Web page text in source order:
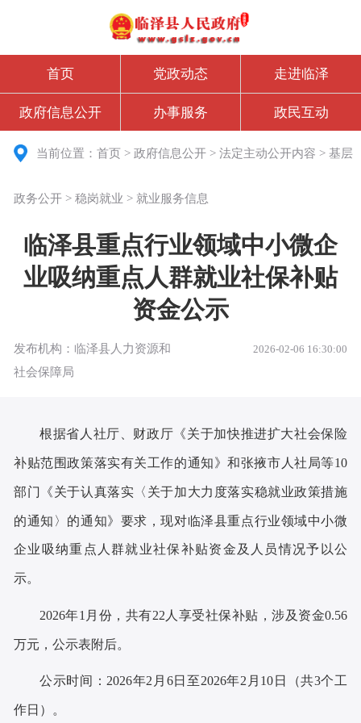
首页 党政动态 走进临泽
政府信息公开 办事服务 政民互动
当前位置：首页 >政府信息公开 >法定主动公开内容 >基层
政务公开 >稳岗就业 > 就业服务信息
临泽县重点行业领域中小微企
业吸纳重点人群就业社保补贴
资金公示
发布机构：临泽县人力资源和
社会保障局
2026-02-06 16:30:00
根据省人社厅、财政厅《关于加快推进扩大社会保险
补贴范围政策落实有关工作的通知》和张掖市人社局等10
部门《关于认真落实 〈 关于加大力度落实稳就业政策措施
的通知 〉 的通知》 要求，现对临泽县重点行业领域中小微
企业吸纳重点人群就业社保补贴资金 及人员情况予以公
示。
2026年1 月份，共有22 人享受社保补贴 ，涉及 资金0.56
万元，公示表附后。
公示时间： 2026年2 月 6日至2026年2 月 10 日（共3个工
作日 ）。